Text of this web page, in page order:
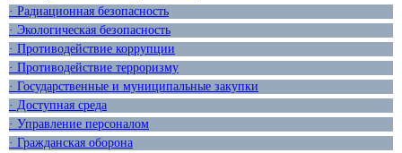
· Радиационная безопасность
· Экологическая безопасность
· Противодействие коррупции
· Противодействие терроризму
· Государственные и муниципальные закупки
· Доступная среда
· Управление персоналом
· Гражданская оборона